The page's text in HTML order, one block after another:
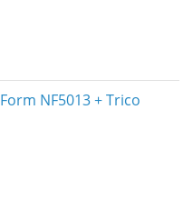
NF5013 + Trico